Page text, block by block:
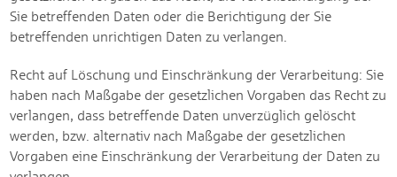
Sie betreffenden Daten oder die Berichtigung der Sie
betreffenden unrichtigen Daten zu verlangen.
Recht auf Löschung und Einschränkung der Verarbeitung: Sie
haben nach Maßgabe der gesetzlichen Vorgaben das Recht zu
verlangen, dass betreffende Daten unverzüglich gelöscht
werden, bzw. alternativ nach Maßgabe der gesetzlichen
Vorgaben eine Einschränkung der Verarbeitung der Daten zu